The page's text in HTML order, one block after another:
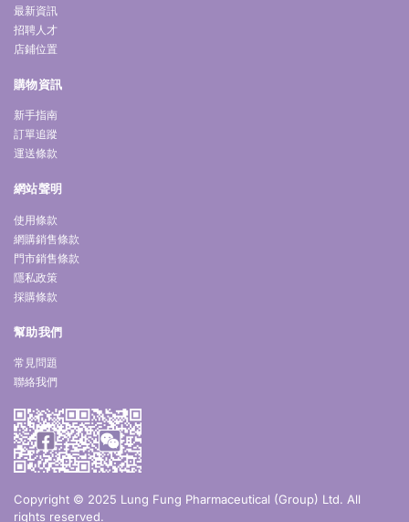
最新資訊
招聘人才
店鋪位置
購物資訊
新手指南
訂單追蹤
運送條款
網站聲明
使用條款
網購銷售條款
門市銷售條款
隱私政策
採購條款
幫助我們
常見問題
聯絡我們
Copyright © 2025 Lung Fung Pharmaceutical (Group) Ltd. All
rights reserved.